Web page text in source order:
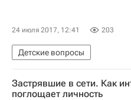
24 июля 2017, 12:41 203
Детские вопросы
Благотворительный фонд
Россия
Застрявшие в сети. Как
поглощает личность